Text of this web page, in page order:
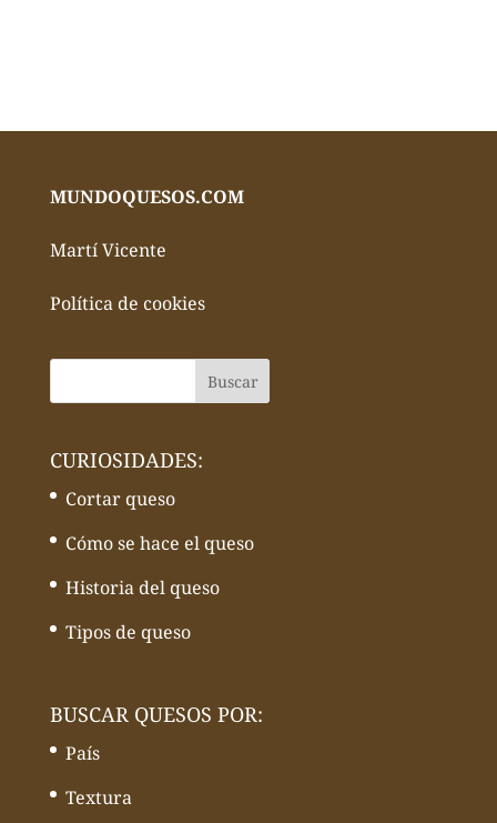
MUNDOQUESOS.COM
Martí Vicente
Política de cookies
CURIOSIDADES:
Cortar queso
Cómo se hace el queso
Historia del queso
Tipos de queso
BUSCAR QUESOS POR:
País
Textura